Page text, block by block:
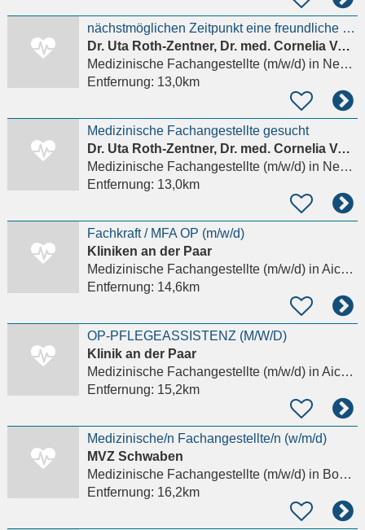
nächstmöglichen Zeitpunkt eine freundliche und zuverlässige Medizinische Fachangestellte (m/w/d)
Dr. Uta Roth-Zentner, Dr. med. Cornelia Vollert, Dr. S. Mitterwald
Medizinische Fachangestellte (m/w/d)in Neusäß, Westheim b. Augsburg
Entfernung: 13,0km
Medizinische Fachangestellte gesucht
Dr. Uta Roth-Zentner, Dr. med. Cornelia Vollert, Dr. S. Mitterwald
Medizinische Fachangestellte (m/w/d)in Neusäß, Westheim b. Augsburg
Entfernung: 13,0km
Fachkraft / MFA OP (m/w/d)
Kliniken an der Paar
Medizinische Fachangestellte (m/w/d)in Aichach
Entfernung: 14,6km
OP-PFLEGEASSISTENZ (M/W/D)
Klinik an der Paar
Medizinische Fachangestellte (m/w/d)in Aichach
Entfernung: 15,2km
Medizinische/n Fachangestellte/n (w/m/d)
MVZ Schwaben
Medizinische Fachangestellte (m/w/d)in Bobingen
Entfernung: 16,2km